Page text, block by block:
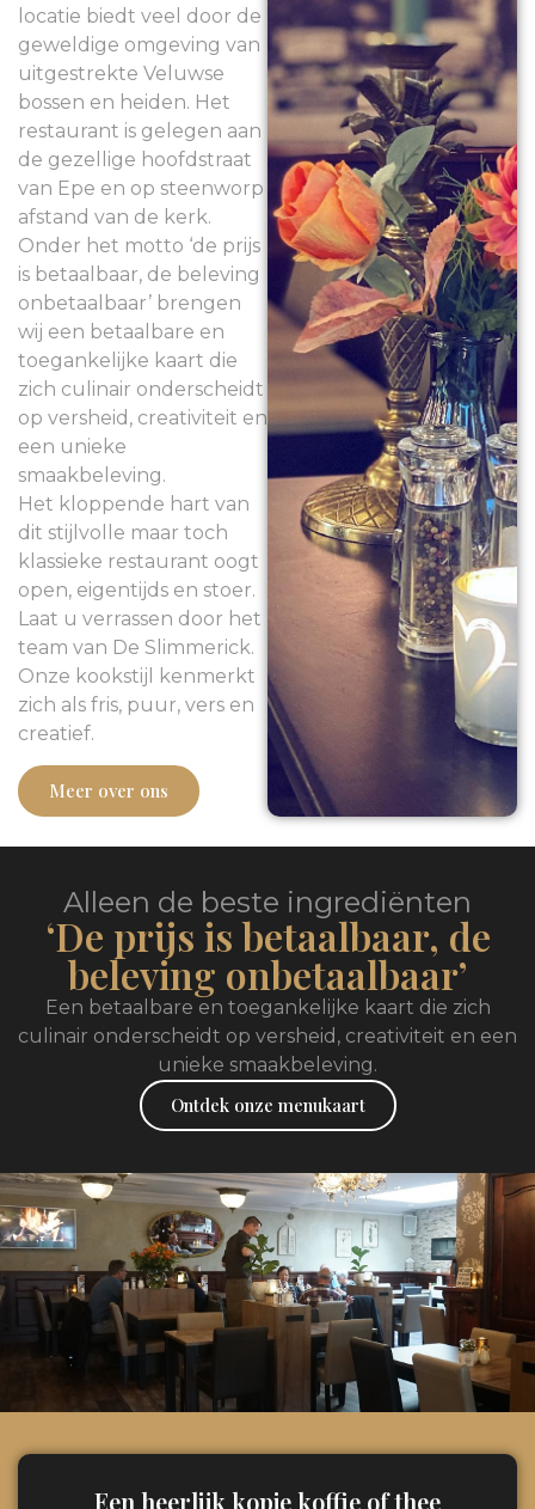
locatie biedt veel door de
geweldige omgeving van
uitgestrekte Veluwse
bossen en heiden. Het
restaurant is gelegen aan
de gezellige hoofdstraat
van Epe en op steenworp
afstand van de kerk.
Onder het motto ‘de prijs
is betaalbaar, de beleving
onbetaalbaar’ brengen
wij een betaalbare en
toegankelijke kaart die
zich culinair onderscheidt
op versheid, creativiteit en
een unieke
smaakbeleving.
Het kloppende hart van
dit stijlvolle maar toch
klassieke restaurant oogt
open, eigentijds en stoer.
Laat u verrassen door het
team van De Slimmerick.
Onze kookstijl kenmerkt
zich als fris, puur, vers en
creatief.
Meer over ons
Alleen de beste ingrediënten
‘De prijs is betaalbaar, de
beleving onbetaalbaar’
Een betaalbare en toegankelijke kaart die zich
culinair onderscheidt op versheid, creativiteit en een
unieke smaakbeleving.
Ontdek onze menukaart
Een heerlijk kopje koffie of thee